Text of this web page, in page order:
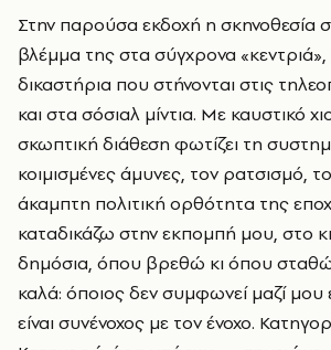
Στην παρούσα εκδοχή η σκηνοθεσία
βλέμμα της στα σύγχρονα «κεντριά»,
δικαστήρια που στήνονται στις
και στα σόσιαλ μίντια. Με καυστικό
σκωπτική διάθεση φωτίζει τη
κοιμισμένες άμυνες, τον ρατσισμό,
άκαμπτη πολιτική ορθότητα της
καταδικάζω στην εκπομπή μου, στο
δημόσια, όπου βρεθώ κι όπου
καλά: όποιος δεν συμφωνεί μαζί μου
είναι συνένοχος με τον ένοχο.